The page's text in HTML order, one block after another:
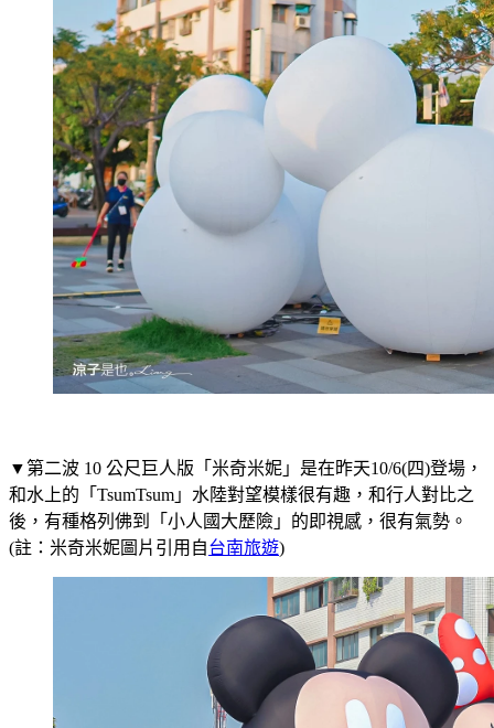
▼第二波 10 公尺巨人版「米奇米妮」是在昨天10/6(四)登場，
和水上的「TsumTsum」水陸對望模樣很有趣，和行人對比之
後，有種格列佛到「小人國大歷險」的即視感，很有氣勢。
(註：米奇米妮圖片引用自台南旅遊)